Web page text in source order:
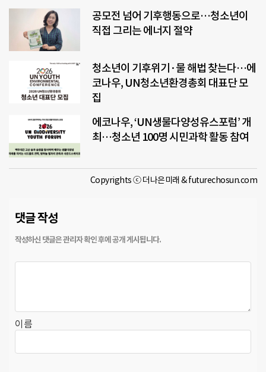
공모전 넘어 기후행동으로…청소년이
직접 그리는 에너지 절약
청소년이 기후위기·물 해법 찾는다…에
코나우, UN청소년환경총회 대표단 모
집
에코나우, ‘UN생물다양성유스포럼’ 개
최…청소년 100명 시민과학 활동 참여
Copyrights ⓒ 더나은미래 & futurechosun.com
댓글 작성
이름